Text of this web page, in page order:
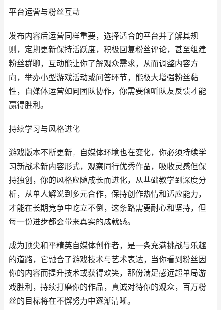
平台运营与粉丝互动
发布内容后运营同样重要，选择适合的平台并了解其规
则，定期更新保持活跃度，积极回复粉丝评论，甚至组建
粉丝群聊，互动能让你了解观众需求，从而调整内容方
向，举办小型游戏活动或问答环节，能极大增强粉丝黏
性，自媒体运营如同团队协作，你需要倾听队友反馈才能
赢得胜利。
持续学习与风格进化
游戏版本不断更新，自媒体环境也在变化，你必须持续学
习新战术新内容形式，观察同行优秀作品，吸收灵感但保
持独创，你的风格应随成长而进化，从基础教学到深度分
析，从单人解说到多元合作，保持创作热情和适应能力，
才能在长期竞争中屹立不倒，这条路需要耐心和坚持，但
每一份进步都会带来真实的成就感。
成为顶尖和平精英自媒体创作者，是一条充满挑战与乐趣
的道路，它融合了游戏技术与艺术表达，当你看到粉丝因
你的内容而提升技术或获得欢笑，那份满足感远超单局游
戏胜利，持续打磨你的作品，真诚对待你的观众，百万粉
丝的目标将在不懈努力中逐渐清晰。